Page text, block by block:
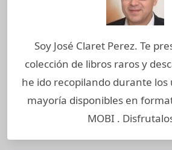
Soy José Claret Perez. Te
colección de libros raros y
he ido recopilando durante los
mayoría disponibles en
MOBI .